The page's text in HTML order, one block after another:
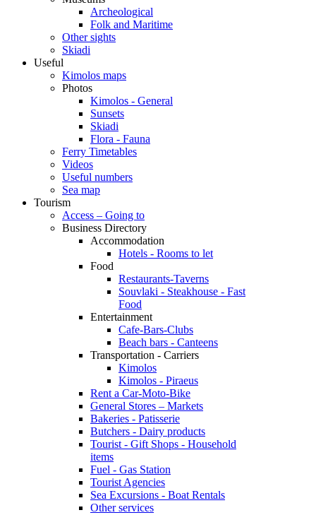
Archeological
Folk and Maritime
Other sights
Skiadi
Useful
Kimolos maps
Photos
Kimolos - General
Sunsets
Skiadi
Flora - Fauna
Ferry Timetables
Videos
Useful numbers
Sea map
Tourism
Access – Going to
Business Directory
Accommodation
Hotels - Rooms to let
Food
Restaurants-Taverns
Souvlaki - Steakhouse - Fast
Food
Entertainment
Cafe-Bars-Clubs
Beach bars - Canteens
Transportation - Carriers
Kimolos
Kimolos - Piraeus
Rent a Car-Moto-Bike
General Stores – Markets
Bakeries - Patisserie
Butchers - Dairy products
Tourist - Gift Shops - Household
items
Fuel - Gas Station
Tourist Agencies
Sea Excursions - Boat Rentals
Other services